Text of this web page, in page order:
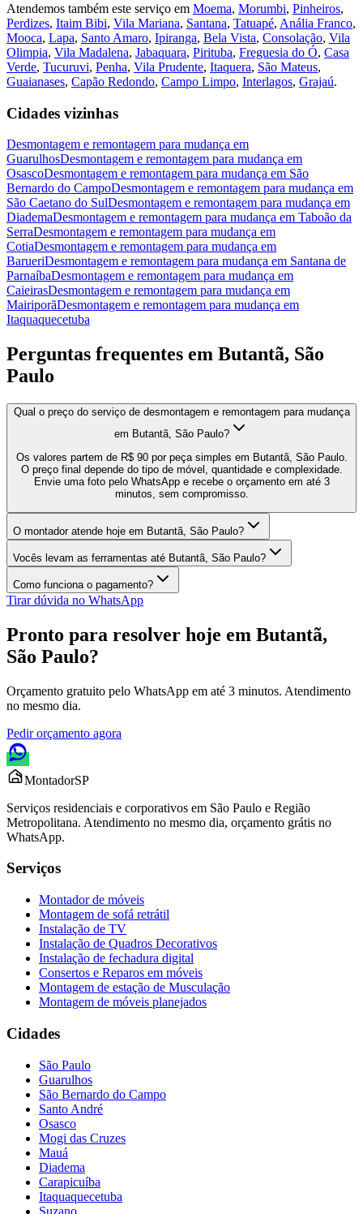
Atendemos também este serviço em Moema, Morumbi, Pinheiros,
Perdizes, Itaim Bibi, Vila Mariana, Santana, Tatuapé, Anália Franco,
Mooca, Lapa, Santo Amaro, Ipiranga, Bela Vista, Consolação, Vila
Olimpia, Vila Madalena, Jabaquara, Pirituba, Freguesia do Ó, Casa
Verde, Tucuruvi, Penha, Vila Prudente, Itaquera, São Mateus,
Guaianases, Capão Redondo, Campo Limpo, Interlagos, Grajaú.
Cidades vizinhas
Desmontagem e remontagem para mudança em
GuarulhosDesmontagem e remontagem para mudança em
OsascoDesmontagem e remontagem para mudança em São
Bernardo do CampoDesmontagem e remontagem para mudança em
São Caetano do SulDesmontagem e remontagem para mudança em
DiademaDesmontagem e remontagem para mudança em Taboão da
SerraDesmontagem e remontagem para mudança em
CotiaDesmontagem e remontagem para mudança em
BarueriDesmontagem e remontagem para mudança em Santana de
ParnaíbaDesmontagem e remontagem para mudança em
CaieirasDesmontagem e remontagem para mudança em
MairiporãDesmontagem e remontagem para mudança em
Itaquaquecetuba
Perguntas frequentes em Butantã, São
Paulo
Qual o preço do serviço de desmontagem e remontagem para mudança
em Butantã, São Paulo?
Os valores partem de R$ 90 por peça simples em Butantã, São Paulo.
O preço final depende do tipo de móvel, quantidade e complexidade.
Envie uma foto pelo WhatsApp e recebe o orçamento em até 3
minutos, sem compromisso.
O montador atende hoje em Butantã, São Paulo?
Vocês levam as ferramentas até Butantã, São Paulo?
Como funciona o pagamento?
Tirar dúvida no WhatsApp
Pronto para resolver hoje em Butantã,
São Paulo?
Orçamento gratuito pelo WhatsApp em até 3 minutos. Atendimento
no mesmo dia.
Pedir orçamento agora
MontadorSP
Serviços residenciais e corporativos em São Paulo e Região
Metropolitana. Atendimento no mesmo dia, orçamento grátis no
WhatsApp.
Serviços
Montador de móveis
Montagem de sofá retrátil
Instalação de TV
Instalação de Quadros Decorativos
Instalação de fechadura digital
Consertos e Reparos em móveis
Montagem de estação de Musculação
Montagem de móveis planejados
Cidades
São Paulo
Guarulhos
São Bernardo do Campo
Santo André
Osasco
Mogi das Cruzes
Mauá
Diadema
Carapicuíba
Itaquaquecetuba
Suzano